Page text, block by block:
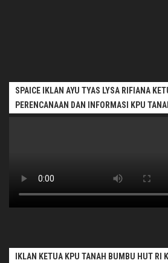
SPAICE IKLAN AYU TYAS LYSA RIFIANA
PERENCANAAN DAN INFORMASI KPU
IKLAN KETUA KPU TANAH BUMBU HUT RI